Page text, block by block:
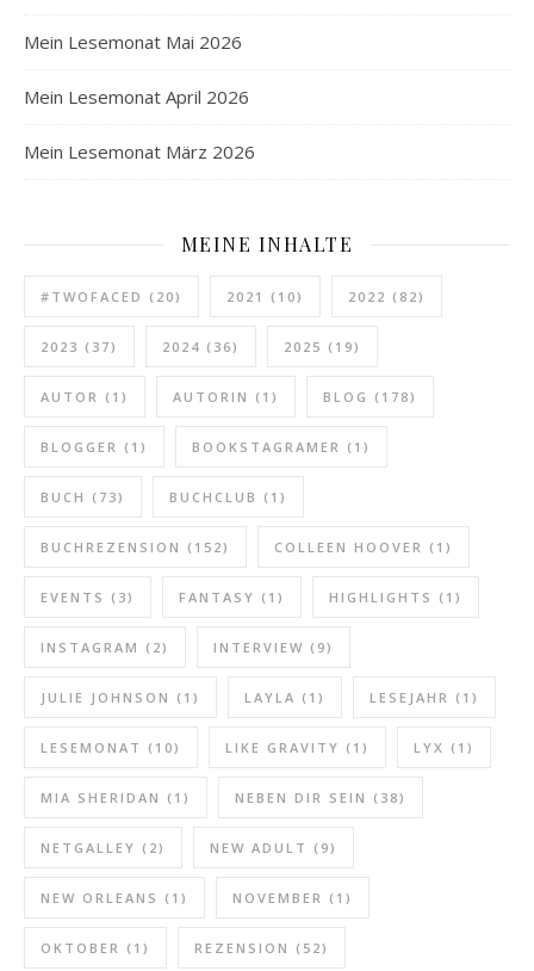
Mein Lesemonat Mai 2026
Mein Lesemonat April 2026
Mein Lesemonat März 2026
MEINE INHALTE
#TWOFACED (20) 2021 (10) 2022 (82)
2023 (37) 2024 (36) 2025 (19)
AUTOR (1) AUTORIN (1) BLOG (178)
BLOGGER (1) BOOKSTAGRAMER (1)
BUCH (73) BUCHCLUB (1)
BUCHREZENSION (152) COLLEEN HOOVER (1)
EVENTS (3) FANTASY (1) HIGHLIGHTS (1)
INSTAGRAM (2) INTERVIEW (9)
JULIE JOHNSON (1) LAYLA (1) LESEJAHR (1)
LESEMONAT (10) LIKE GRAVITY (1) LYX (1)
MIA SHERIDAN (1) NEBEN DIR SEIN (38)
NETGALLEY (2) NEW ADULT (9)
NEW ORLEANS (1) NOVEMBER (1)
OKTOBER (1) REZENSION (52)